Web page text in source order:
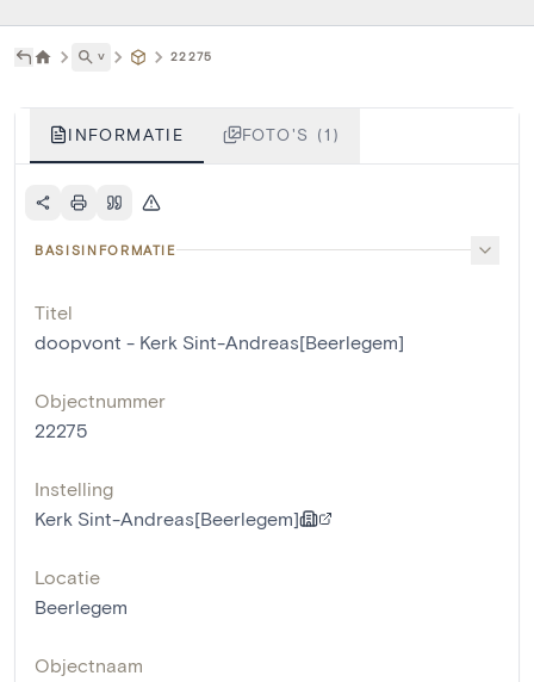
˅ 22275
INFORMATIE FOTO'S (1)
BASISINFORMATIE
Titel
doopvont - Kerk Sint-Andreas[Beerlegem]
Objectnummer
22275
Instelling
Kerk Sint-Andreas[Beerlegem]
Locatie
Beerlegem
Objectnaam